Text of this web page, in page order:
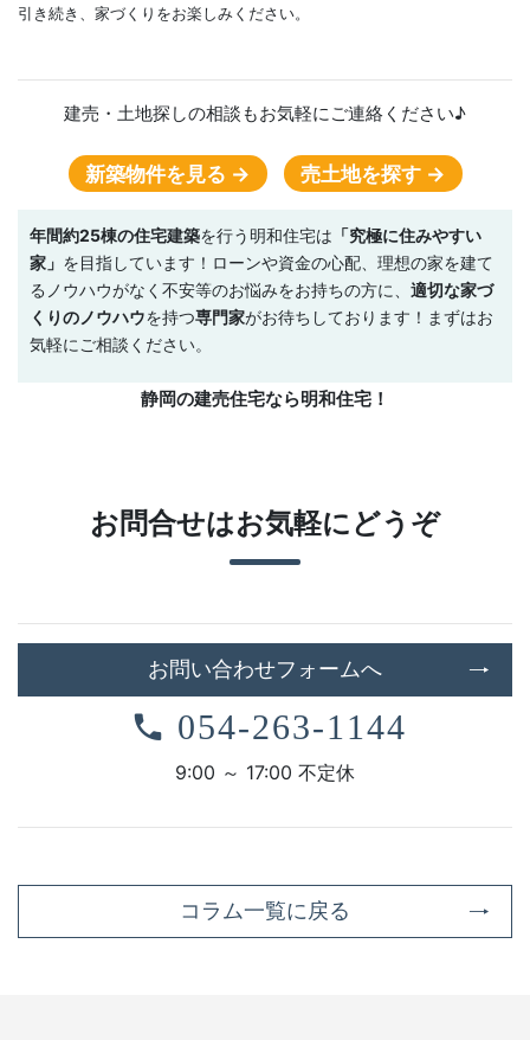
引き続き、家づくりをお楽しみください。
建売・土地探しの相談もお気軽にご連絡ください♪
新築物件を見る → 売土地を探す →
年間約25棟の住宅建築を行う明和住宅は 「究極に住みやすい
家」 を目指しています！ローンや資金の心配、理想の家を建て
るノウハウがなく不安等のお悩みをお持ちの方に、 適切な家づ
くりのノウハウを持つ専門家がお待ちしております！まずはお
気軽にご相談ください。
静岡の建売住宅なら明和住宅！
お問合せはお気軽にどうぞ
お問い合わせフォームへ
054-263-1144
9:00 ～ 17:00 不定休
コラム一覧に戻る